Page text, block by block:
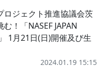
ロジェクト推進協議会茨
！「NASEF JAPAN
1月21日(日)開催及び生
2024.01.19 15:15